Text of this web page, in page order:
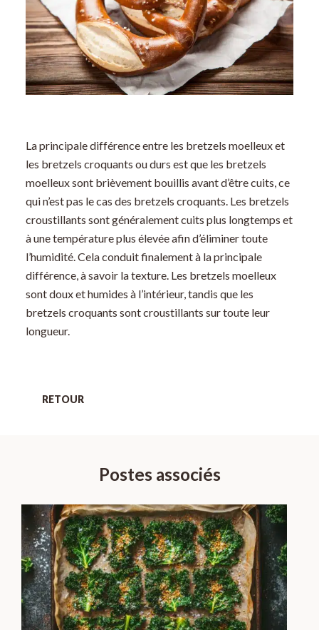
La principale différence entre les bretzels moelleux et
les bretzels croquants ou durs est que les bretzels
moelleux sont brièvement bouillis avant d’être cuits, ce
qui n’est pas le cas des bretzels croquants. Les bretzels
croustillants sont généralement cuits plus longtemps et
à une température plus élevée afin d’éliminer toute
l’humidité. Cela conduit finalement à la principale
différence, à savoir la texture. Les bretzels moelleux
sont doux et humides à l’intérieur, tandis que les
bretzels croquants sont croustillants sur toute leur
longueur.
RETOUR
Postes associés